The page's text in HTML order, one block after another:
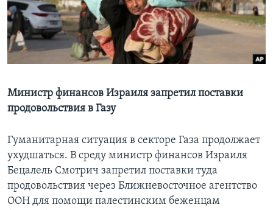
Learning English
СОЦИАЛЬНЫЕ СЕТИ
Языки
Министр финансов Израиля запретил поставки
продовольствия в Газу
Гуманитарная ситуация в секторе Газа продолжает
ухудшаться. В среду министр финансов Израиля
Бецалель Смотрич запретил поставки туда
продовольствия через Ближневосточное агентство
ООН для помощи палестинским беженцам